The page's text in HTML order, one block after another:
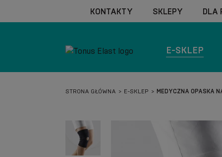
KONTAKTY SKLEPY DLA
E-SKLEP
STRONA GŁÓWNA E-SKLEP MEDYCZNA OPASKA